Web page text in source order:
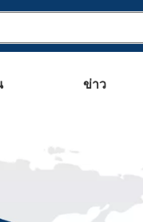
ข่าว